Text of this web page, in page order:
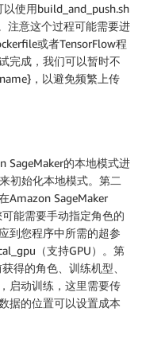
使用build_and_push.sh
注意这个过程可能需要进
或者TensorFlow程
完成，我们可以暂时不
，以避免频繁上传
SageMaker的本地模式进
初始化本地模式。第二
Amazon SageMaker
能需要手动指定角色的
到您程序中所需的超参
（支持GPU）。第
得的角色、训练机型、
启动训练，这里需要传
据的位置可以设置成本